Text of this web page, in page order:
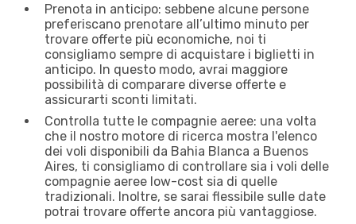
Prenota in anticipo: sebbene alcune persone
preferiscano prenotare all’ultimo minuto per
trovare offerte più economiche, noi ti
consigliamo sempre di acquistare i biglietti in
anticipo. In questo modo, avrai maggiore
possibilità di comparare diverse offerte e
assicurarti sconti limitati.
Controlla tutte le compagnie aeree: una volta
che il nostro motore di ricerca mostra l'elenco
dei voli disponibili da Bahia Blanca a Buenos
Aires, ti consigliamo di controllare sia i voli delle
compagnie aeree low-cost sia di quelle
tradizionali. Inoltre, se sarai flessibile sulle date
potrai trovare offerte ancora più vantaggiose.